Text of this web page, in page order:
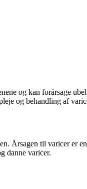
og kan forårsage
og behandling af
Årsagen til varicer
danne varicer.